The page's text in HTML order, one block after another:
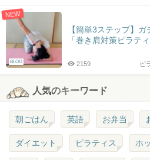
NEW
BLOG
【簡単3ステップ】
「巻き肩対策ピラティ
ピ
2159
人気のキーワード
朝ごはん 英語 お弁当
ダイエット ピラティス ホ